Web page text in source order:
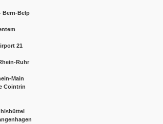
Bern-Belp
21
Ruhr
Main
Cointrin